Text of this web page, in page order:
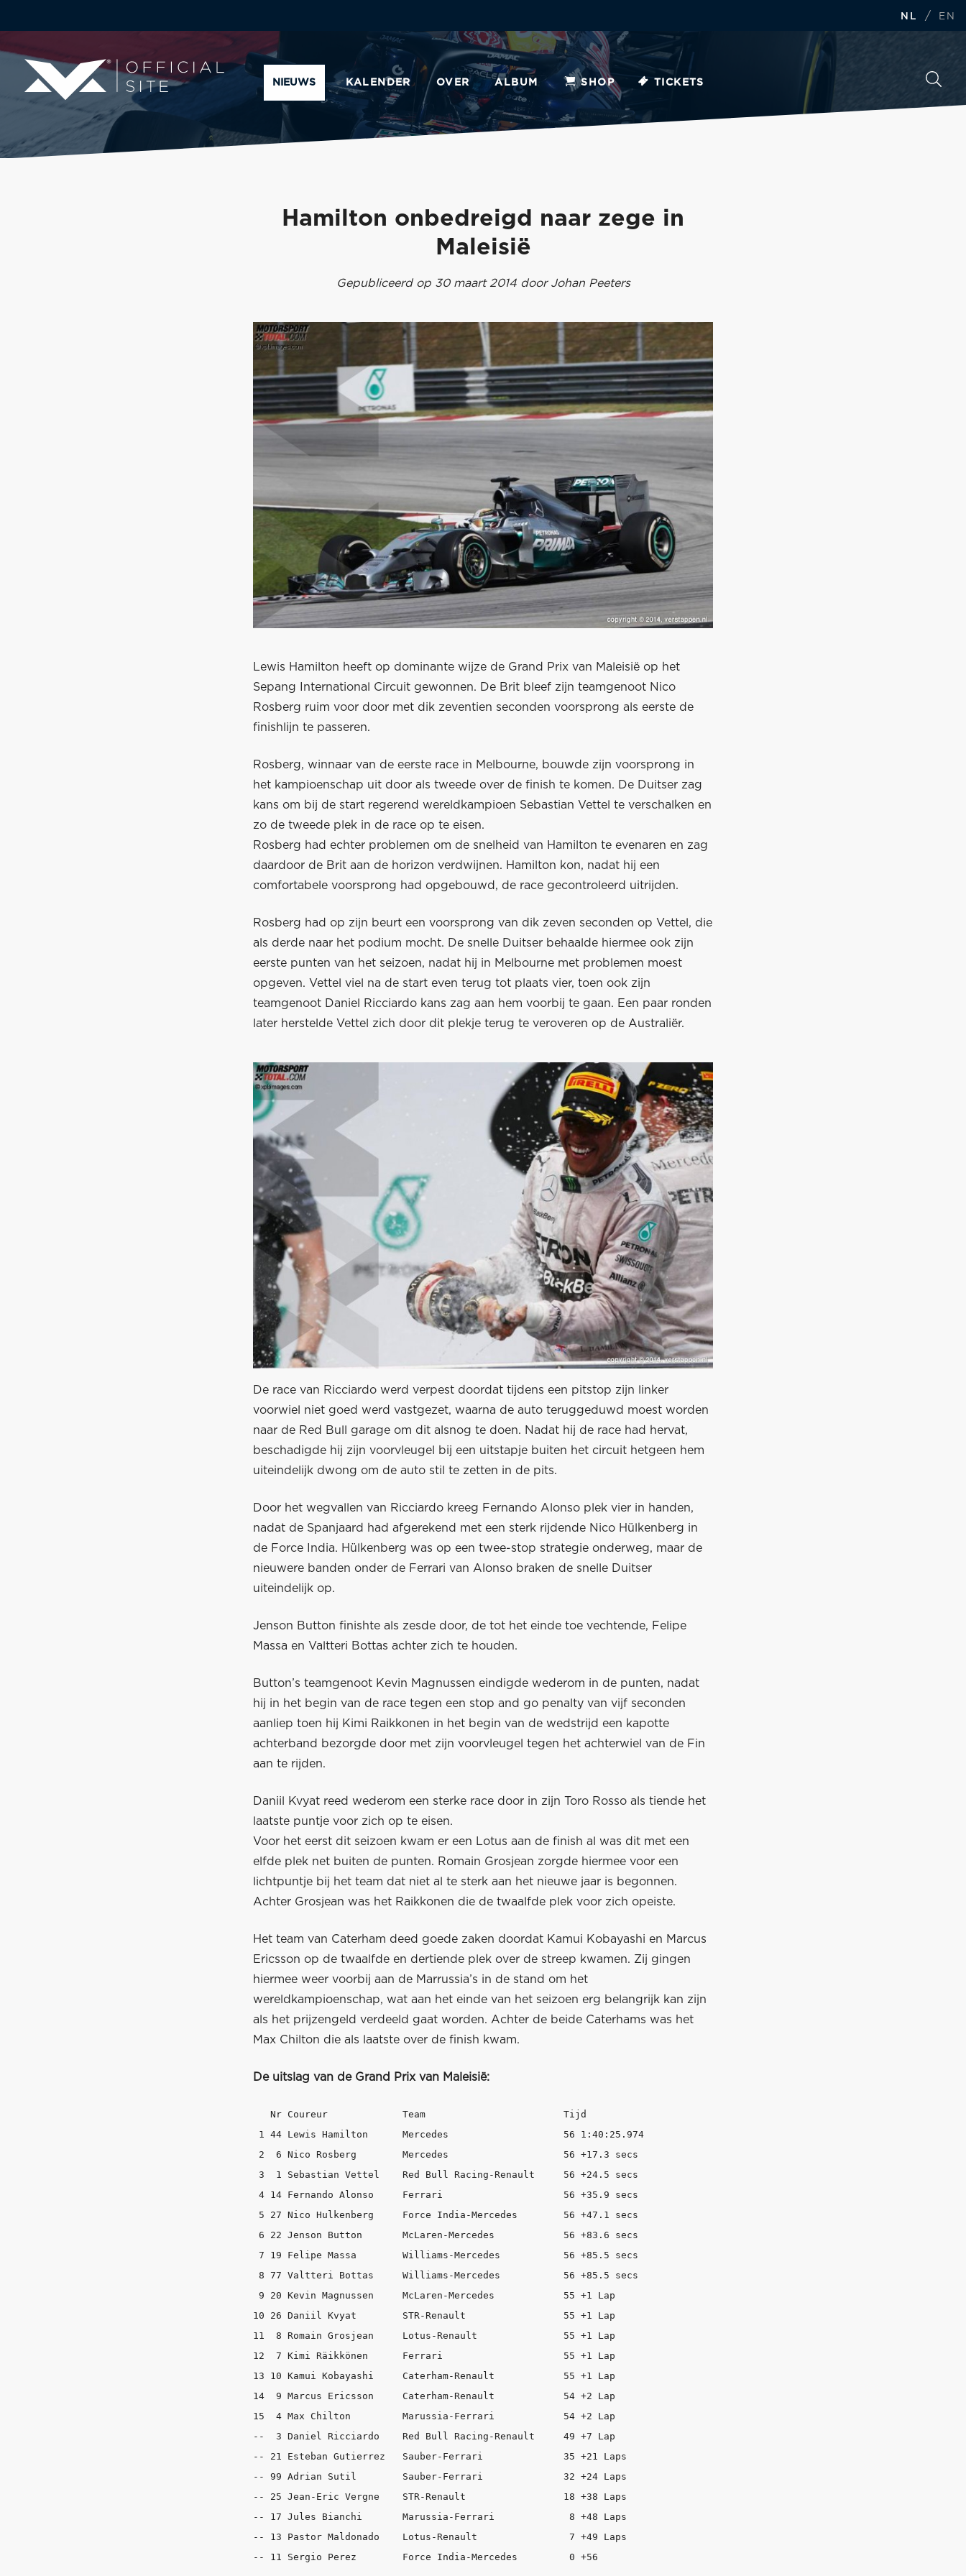
NL / EN
NIEUWS KALENDER OVER ALBUM SHOP TICKETS
Hamilton onbedreigd naar zege in
Maleisië
Gepubliceerd op 30 maart 2014 door Johan Peeters
Lewis Hamilton heeft op dominante wijze de Grand Prix van Maleisië op het
Sepang International Circuit gewonnen. De Brit bleef zijn teamgenoot Nico
Rosberg ruim voor door met dik zeventien seconden voorsprong als eerste de
finishlijn te passeren.
Rosberg, winnaar van de eerste race in Melbourne, bouwde zijn voorsprong in
het kampioenschap uit door als tweede over de finish te komen. De Duitser zag
kans om bij de start regerend wereldkampioen Sebastian Vettel te verschalken en
zo de tweede plek in de race op te eisen.
Rosberg had echter problemen om de snelheid van Hamilton te evenaren en zag
daardoor de Brit aan de horizon verdwijnen. Hamilton kon, nadat hij een
comfortabele voorsprong had opgebouwd, de race gecontroleerd uitrijden.
Rosberg had op zijn beurt een voorsprong van dik zeven seconden op Vettel, die
als derde naar het podium mocht. De snelle Duitser behaalde hiermee ook zijn
eerste punten van het seizoen, nadat hij in Melbourne met problemen moest
opgeven. Vettel viel na de start even terug tot plaats vier, toen ook zijn
teamgenoot Daniel Ricciardo kans zag aan hem voorbij te gaan. Een paar ronden
later herstelde Vettel zich door dit plekje terug te veroveren op de Australiër.
De race van Ricciardo werd verpest doordat tijdens een pitstop zijn linker
voorwiel niet goed werd vastgezet, waarna de auto teruggeduwd moest worden
naar de Red Bull garage om dit alsnog te doen. Nadat hij de race had hervat,
beschadigde hij zijn voorvleugel bij een uitstapje buiten het circuit hetgeen hem
uiteindelijk dwong om de auto stil te zetten in de pits.
Door het wegvallen van Ricciardo kreeg Fernando Alonso plek vier in handen,
nadat de Spanjaard had afgerekend met een sterk rijdende Nico Hülkenberg in
de Force India. Hülkenberg was op een twee-stop strategie onderweg, maar de
nieuwere banden onder de Ferrari van Alonso braken de snelle Duitser
uiteindelijk op.
Jenson Button finishte als zesde door, de tot het einde toe vechtende, Felipe
Massa en Valtteri Bottas achter zich te houden.
Button’s teamgenoot Kevin Magnussen eindigde wederom in de punten, nadat
hij in het begin van de race tegen een stop and go penalty van vijf seconden
aanliep toen hij Kimi Raikkonen in het begin van de wedstrijd een kapotte
achterband bezorgde door met zijn voorvleugel tegen het achterwiel van de Fin
aan te rijden.
Daniil Kvyat reed wederom een sterke race door in zijn Toro Rosso als tiende het
laatste puntje voor zich op te eisen.
Voor het eerst dit seizoen kwam er een Lotus aan de finish al was dit met een
elfde plek net buiten de punten. Romain Grosjean zorgde hiermee voor een
lichtpuntje bij het team dat niet al te sterk aan het nieuwe jaar is begonnen.
Achter Grosjean was het Raikkonen die de twaalfde plek voor zich opeiste.
Het team van Caterham deed goede zaken doordat Kamui Kobayashi en Marcus
Ericsson op de twaalfde en dertiende plek over de streep kwamen. Zij gingen
hiermee weer voorbij aan de Marrussia’s in de stand om het
wereldkampioenschap, wat aan het einde van het seizoen erg belangrijk kan zijn
als het prijzengeld verdeeld gaat worden. Achter de beide Caterhams was het
Max Chilton die als laatste over de finish kwam.
De uitslag van de Grand Prix van Maleisië:
   Nr Coureur             Team                        Tijd
1 44 Lewis Hamilton      Mercedes                    56 1:40:25.974
2  6 Nico Rosberg        Mercedes                    56 +17.3 secs
3  1 Sebastian Vettel    Red Bull Racing-Renault     56 +24.5 secs
4 14 Fernando Alonso     Ferrari                     56 +35.9 secs
5 27 Nico Hulkenberg     Force India-Mercedes        56 +47.1 secs
6 22 Jenson Button       McLaren-Mercedes            56 +83.6 secs
7 19 Felipe Massa        Williams-Mercedes           56 +85.5 secs
8 77 Valtteri Bottas     Williams-Mercedes           56 +85.5 secs
9 20 Kevin Magnussen     McLaren-Mercedes            55 +1 Lap
10 26 Daniil Kvyat        STR-Renault                 55 +1 Lap
11  8 Romain Grosjean     Lotus-Renault               55 +1 Lap
12  7 Kimi Räikkönen      Ferrari                     55 +1 Lap
13 10 Kamui Kobayashi     Caterham-Renault            55 +1 Lap
14  9 Marcus Ericsson     Caterham-Renault            54 +2 Lap
15  4 Max Chilton         Marussia-Ferrari            54 +2 Lap
--  3 Daniel Ricciardo    Red Bull Racing-Renault     49 +7 Lap
-- 21 Esteban Gutierrez   Sauber-Ferrari              35 +21 Laps
-- 99 Adrian Sutil        Sauber-Ferrari              32 +24 Laps
-- 25 Jean-Eric Vergne    STR-Renault                 18 +38 Laps
-- 17 Jules Bianchi       Marussia-Ferrari             8 +48 Laps
-- 13 Pastor Maldonado    Lotus-Renault                7 +49 Laps